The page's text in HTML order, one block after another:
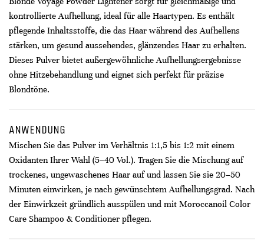
kontrollierte Aufhellung, ideal für alle Haartypen. Es enthält
pflegende Inhaltsstoffe, die das Haar während des Aufhellens
stärken, um gesund aussehendes, glänzendes Haar zu erhalten.
Dieses Pulver bietet außergewöhnliche Aufhellungsergebnisse
ohne Hitzebehandlung und eignet sich perfekt für präzise
Blondtöne.
ANWENDUNG
Mischen Sie das Pulver im Verhältnis 1:1,5 bis 1:2 mit einem
Oxidanten Ihrer Wahl (5–40 Vol.). Tragen Sie die Mischung auf
trockenes, ungewaschenes Haar auf und lassen Sie sie 20–50
Minuten einwirken, je nach gewünschtem Aufhellungsgrad. Nach
der Einwirkzeit gründlich ausspülen und mit Moroccanoil Color
Care Shampoo & Conditioner pflegen.